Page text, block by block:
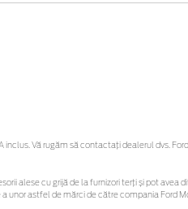
inclus. Vă rugăm să contactaţi dealerul dvs.
alese cu grijă de la furnizori terți și pot
a unor astfel de mărci de către compania